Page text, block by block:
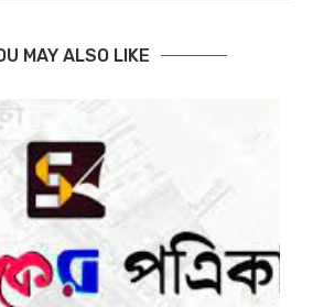
MAY ALSO LIKE